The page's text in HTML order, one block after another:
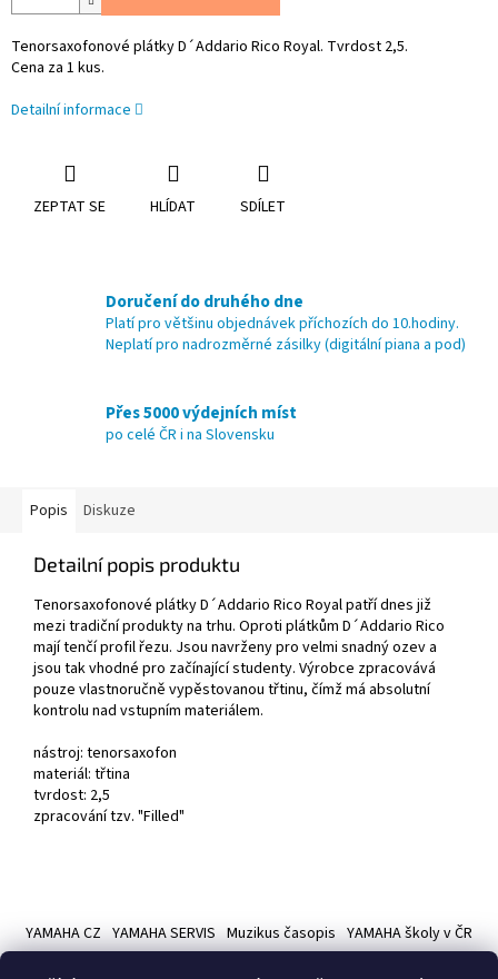
Tenorsaxofonové plátky D´Addario Rico Royal. Tvrdost 2,5.
Cena za 1 kus.
Detailní informace
ZEPTAT SE HLÍDAT SDÍLET
Doručení do druhého dne
Platí pro většinu objednávek příchozích do 10.hodiny.
Neplatí pro nadrozměrné zásilky (digitální piana a pod)
Přes 5000 výdejních míst
po celé ČR i na Slovensku
Popis Diskuze
Detailní popis produktu
Tenorsaxofonové plátky D´Addario Rico Royal patří dnes již
mezi tradiční produkty na trhu. Oproti plátkům D´Addario Rico
mají tenčí profil řezu. Jsou navrženy pro velmi snadný ozev a
jsou tak vhodné pro začínající studenty. Výrobce zpracovává
pouze vlastnoručně vypěstovanou třtinu, čímž má absolutní
kontrolu nad vstupním materiálem.
nástroj: tenorsaxofon
materiál: třtina
tvrdost: 2,5
zpracování tzv. "Filled"
p
YAMAHA CZ YAMAHA SERVIS Muzikus časopis YAMAHA školy v ČR